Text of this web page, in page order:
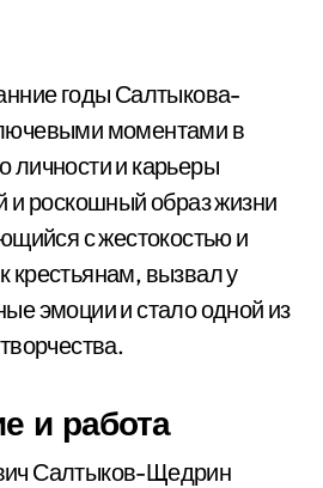
годы Салтыкова-
моментами в
личности и карьеры
и роскошный образ жизни
с жестокостью и
крестьянам, вызвал у
эмоции и стало одной из
и работа
Салтыков-Щедрин